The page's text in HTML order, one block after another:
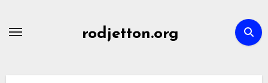
rodjetton.org